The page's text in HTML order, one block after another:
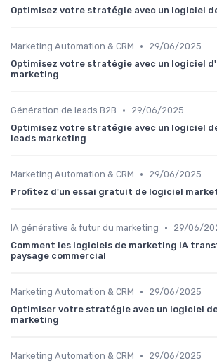
Optimisez votre stratégie avec un logiciel
Marketing Automation & CRM •
29/06/2025
Optimisez votre stratégie avec un logiciel
marketing
Génération de leads B2B •
29/06/2025
Optimisez votre stratégie avec un logiciel
leads marketing
Marketing Automation & CRM •
29/06/2025
Profitez d'un essai gratuit de logiciel
IA générative & futur du marketing •
29/06/
Comment les logiciels de marketing IA
paysage commercial
Marketing Automation & CRM •
29/06/2025
Optimiser votre stratégie avec un logiciel
marketing
Marketing Automation & CRM •
29/06/2025